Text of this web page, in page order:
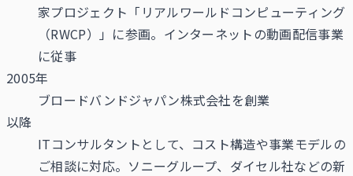
家プロジェクト「リアルワールドコンピューティング
（RWCP）」に参画。インターネットの動画配信事業
に従事
2005年
ブロードバンドジャパン株式会社を創業
以降
ITコンサルタントとして、コスト構造や事業モデルの
ご相談に対応。ソニーグループ、ダイセル社などの新